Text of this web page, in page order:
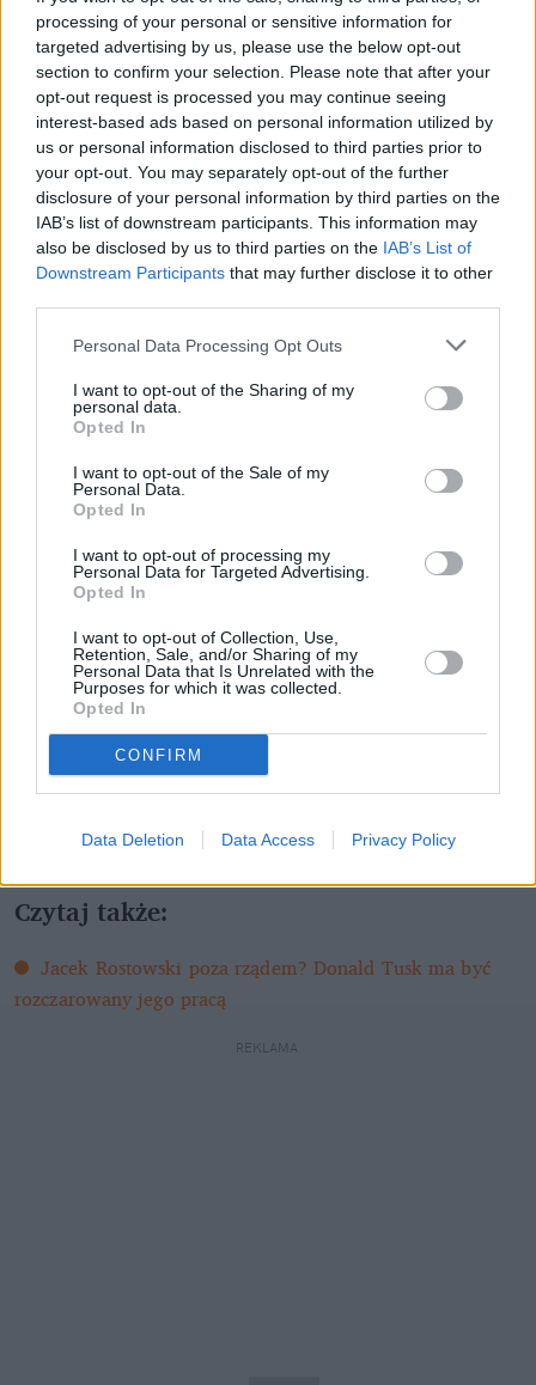
processing of your personal or sensitive information for
targeted advertising by us, please use the below opt-out
section to confirm your selection. Please note that after your
opt-out request is processed you may continue seeing
interest-based ads based on personal information utilized by
us or personal information disclosed to third parties prior to
your opt-out. You may separately opt-out of the further
disclosure of your personal information by third parties on the
IAB’s list of downstream participants. This information may
also be disclosed by us to third parties on the IAB’s List of
Downstream Participants that may further disclose it to other
Personal Data Processing Opt Outs
I want to opt-out of the Sharing of my
personal data.
Opted In
I want to opt-out of the Sale of my
Personal Data.
Opted In
I want to opt-out of processing my
Personal Data for Targeted Advertising.
Opted In
I want to opt-out of Collection, Use,
Retention, Sale, and/or Sharing of my
Personal Data that Is Unrelated with the
Purposes for which it was collected.
Opted In
CONFIRM
Data Deletion Data Access Privacy Policy
Pociągiem z Polski do Włoch?!
kierunek:PODRÓŻE
Wyglądało to tak, jak by za wszelką cenę Donald
Tusk nie chciał nadstawiać karku za Jacka
Rostowskiego.
Wspominając sytuacje, w których premier bronił –
czasem rozpaczliwie i kompletnie wbrew opinii
publicznej – Joanny Muchy, Sławomira Nowaka, czy
niegdyś Andrzeja Czumy, jego dzisiejsze "nie będę
tego komentował" daje dużo do myślenia. Tym
razem Tusk nie chciał się narażać, by bronić swojego
ministra, nie wykonał najmniejszego gestu obrony.
Czyżby dlatego, że
Jacek Rostowski i tak zostanie w
polityce rzucony na pożarcie?
Czytaj także:
Jacek Rostowski poza rządem? Donald Tusk ma być
rozczarowany jego pracą
REKLAMA